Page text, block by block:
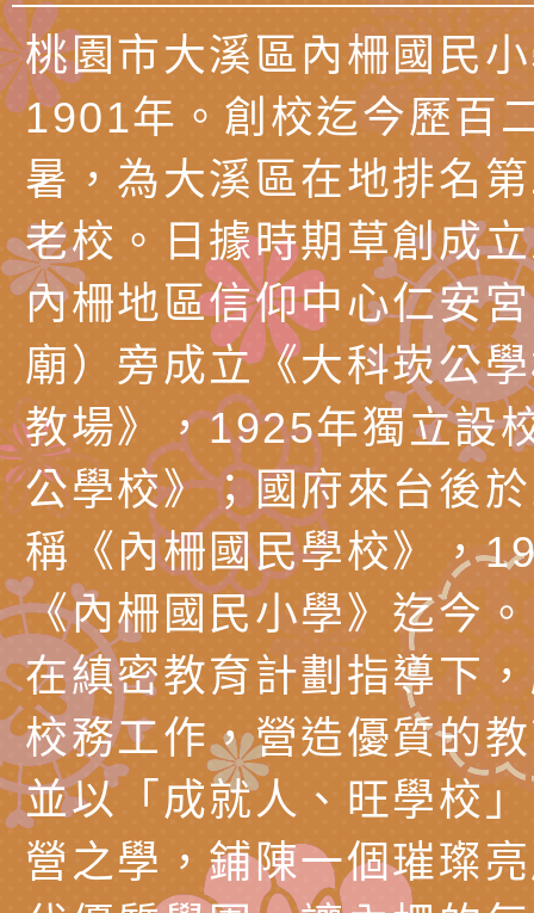
場線上座談會」活動
宣導影像素材
月份公共服務政策溝
其合輯一覽表1份（
https://reurl.cc/
檢送桃園市立慈文國
「115學年度體育班
明會」
函轉有關司法院辦理
制度宣導活動
財團法人人本教育文
擬舉辦『教出會思考
孩-2026森林小學巡
向AI對親子關係的挑
桃園市八德區大成國
辦「桃園市115學年
藝術才能音樂班鑑定
長說明會
有關本局製作本市「
站學生心理關懷平臺
桃園市平鎮區忠貞國
辦「桃園市115學年
藝術才能國樂班鑑定
長說明會
轉知國立高雄師範大
「2026全國特殊教
學術研討會」暨徵稿
函轉內政部檢送修正
反詐宣導影片連結一
函轉內政部為強化社
詐知能及宣導檢察官
官制度中協助被害人
製作相關宣導短片
檢送本市馬祖新村眷
區「馬村設計實驗室
味．茶味》特展海報
信誼基金會於3／14
【父母也需要被照顧
育兒中找回內在安定
心怡心理師主講】線
座
有關本市學生輔導諮
下簡稱輔諮中心)辦
上半年高國中小學學
生諮詢服務
檢送「桃園市特殊教
緒及行為問題支持資
114學年度第2學期
檢送桃園市政府LCD
（圖）片
檢送桃園市政府LED
桃園市大溪區內柵國民
1901年。創校迄今歷百
暑，為大溪區在地排名
老校。日據時期草創成
內柵地區信仰中心仁安
廟）旁成立《大科崁公
教場》，1925年獨立設
公學校》；國府來台後
稱《內柵國民學校》，
《內柵國民小學》迄今。
在縝密教育計劃指導下
校務工作，營造優質的
並以「成就人、旺學校
營之學，鋪陳一個璀璨